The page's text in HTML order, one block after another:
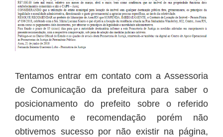
Tentamos entrar em contato com a Assessoria
de Comunicação da prefeitura para saber o
posicionamento do prefeito sobre o referido
documento e recomendação porém não
obtivemos sucesso por não existir na página,